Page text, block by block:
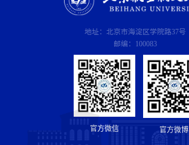
地址：北京市海淀区学院路37号
邮编：100083
官方微信 官方微博